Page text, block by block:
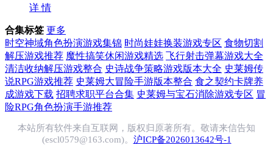
详 情
合集标签 更多
时空神域角色扮演游戏集锦 时尚娃娃换装游戏专区 食物切割
解压游戏推荐 魔性搞笑休闲游戏精选 飞行射击弹幕游戏大全
清洁收纳解压游戏整合 史诗战争策略游戏版本大全 史莱姆传
说RPG游戏推荐 史莱姆大冒险手游版本整合 食之契约卡牌养
成游戏下载 招聘求职平台合集 史莱姆与宝石消除游戏专区 冒
险RPG角色扮演手游推荐
本站所有软件来自互联网，版权归原著所有。敬请来信告知
(escl0579@163.com)。 沪ICP备2026013642号-1